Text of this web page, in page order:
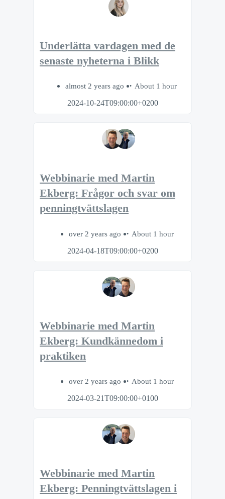
Underlätta vardagen med de
senaste nyheterna i Blikk
almost 2 years ago
About 1 hour
2024-10-24T09:00:00+0200
Webbinarie med Martin
Ekberg: Frågor och svar om
penningtvättslagen
over 2 years ago
About 1 hour
2024-04-18T09:00:00+0200
Webbinarie med Martin
Ekberg: Kundkännedom i
praktiken
over 2 years ago
About 1 hour
2024-03-21T09:00:00+0100
Webbinarie med Martin
Ekberg: Penningtvättslagen i